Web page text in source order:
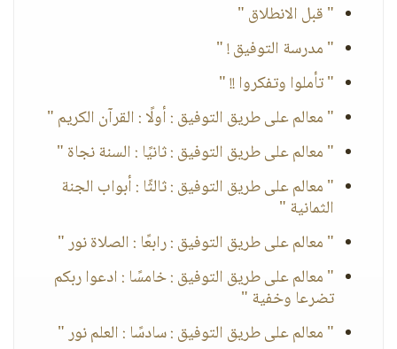
" قبل الانطلاق "
" مدرسة التوفيق ! "
" تأملوا وتفكروا !! "
" معالم على طريق التوفيق : أولًا : القرآن الكريم "
" معالم على طريق التوفيق : ثانيًا : السنة نجاة "
" معالم على طريق التوفيق : ثالثًا : أبواب الجنة
الثمانية "
" معالم على طريق التوفيق : رابعًا : الصلاة نور "
" معالم على طريق التوفيق : خامسًا : ادعوا ربكم
تضرعا وخفية "
" معالم على طريق التوفيق : سادسًا : العلم نور "